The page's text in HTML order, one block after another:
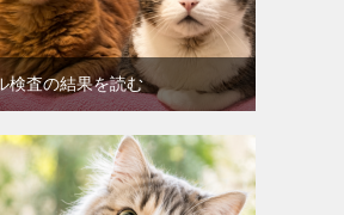
検査の結果を読む